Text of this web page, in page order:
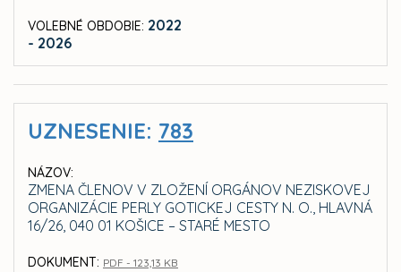
VOLEBNÉ OBDOBIE: 2022
- 2026
UZNESENIE: 783
NÁZOV:
ZMENA ČLENOV V ZLOŽENÍ ORGÁNOV NEZISKOVEJ
ORGANIZÁCIE PERLY GOTICKEJ CESTY N. O., HLAVNÁ
16/26, 040 01 KOŠICE – STARÉ MESTO
DOKUMENT: PDF - 123,13 KB